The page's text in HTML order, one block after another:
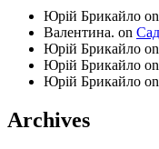
Юрій Брикайло on
Валентина. on
Юрій Брикайло on
Юрій Брикайло on
Юрій Брикайло on
Archives